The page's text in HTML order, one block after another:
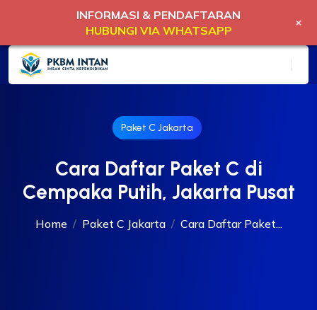
Paket C Jakarta
Cara Daftar Paket C di
Cempaka Putih, Jakarta Pusat
Home Paket C Jakarta Cara Daftar Paket...
INFORMASI & PENDAFTARAN
HUBUNGI VIA WHATSAPP
+